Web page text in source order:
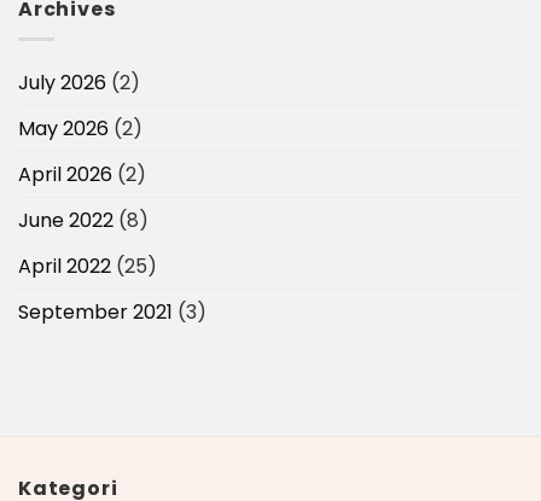
Archives
July 2026 (2)
May 2026 (2)
April 2026 (2)
June 2022 (8)
April 2022 (25)
September 2021 (3)
Kategori